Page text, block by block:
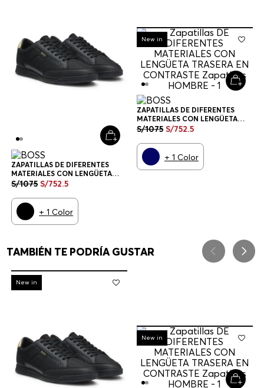
ZAPATILLAS DE DIFERENTES
MATERIALES CON LENGÜETA
TRASERA EN CONTRASTE
S/1075 S/752.5
+1 Color
-30%
New in
ZAPATILLAS DE DIFERENTES
MATERIALES CON LENGÜETA
TRASERA EN CONTRASTE
S/1075 S/752.5
+ 1 Color
TAMBIÉN TE PODRÍA GUSTAR
-30%
New in
-30%
New in